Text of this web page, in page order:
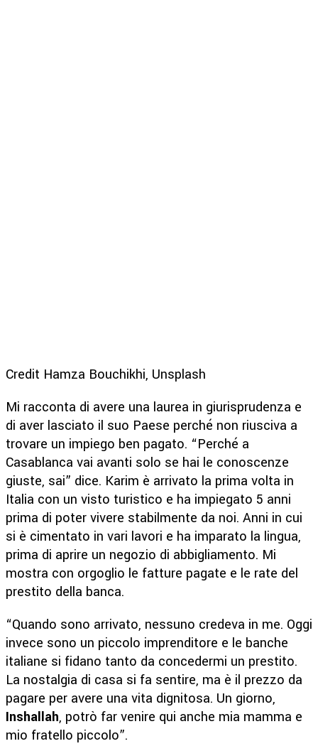
Credit Hamza Bouchikhi, Unsplash
Mi racconta di avere una laurea in giurisprudenza e
di aver lasciato il suo Paese perché non riusciva a
trovare un impiego ben pagato. “Perché a
Casablanca vai avanti solo se hai le conoscenze
giuste, sai” dice. Karim è arrivato la prima volta in
Italia con un visto turistico e ha impiegato 5 anni
prima di poter vivere stabilmente da noi. Anni in cui
si è cimentato in vari lavori e ha imparato la lingua,
prima di aprire un negozio di abbigliamento. Mi
mostra con orgoglio le fatture pagate e le rate del
prestito della banca.
“Quando sono arrivato, nessuno credeva in me. Oggi
invece sono un piccolo imprenditore e le banche
italiane si fidano tanto da concedermi un prestito.
La nostalgia di casa si fa sentire, ma è il prezzo da
pagare per avere una vita dignitosa. Un giorno,
Inshallah, potrò far venire qui anche mia mamma e
mio fratello piccolo”.